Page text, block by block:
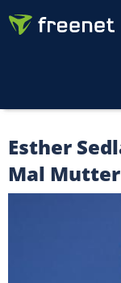
Esther
Mal